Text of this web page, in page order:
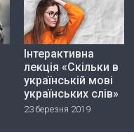
Інтерактивна
лекція «Скільки в
українській мові
українських слів»
23 березня 2019